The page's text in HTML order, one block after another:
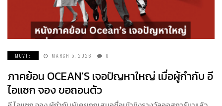
MOVIE MARCH 5, 2026 0
ภาคย้อน OCEAN’S เจอปัญหาใหญ่ เมื่อผู้กำกับ อี
ไอแซก จอง ขอถอนตัว